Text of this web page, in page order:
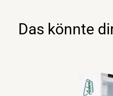
Das könnte